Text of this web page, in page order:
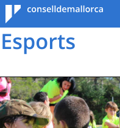
Consell de
Mallorca